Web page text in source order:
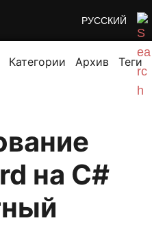
РУССКИЙ
Категории Архив Теги
на C#